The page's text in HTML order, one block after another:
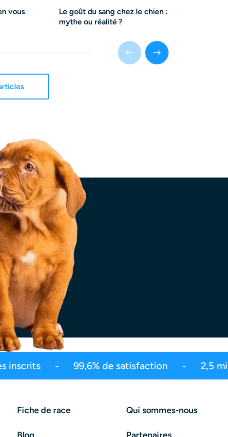
vous
Le goût du sang chez le chien :
mythe ou réalité ?
de vues Le meilleur de l'éducation
Fiche de race Qui sommes-nous